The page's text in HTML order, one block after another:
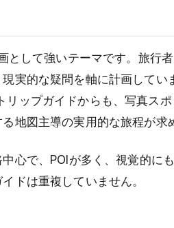
して強いテーマです。旅行
実的な疑問を軸に計画してい
ップガイドからも、写真ス
地図主導の実用的な旅程が求
心で、POIが多く、視覚的に
ドは重複していません。